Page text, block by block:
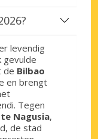
levendig
gevulde
de Bilbao
en brengt
Tegen
Nagusia,
de stad